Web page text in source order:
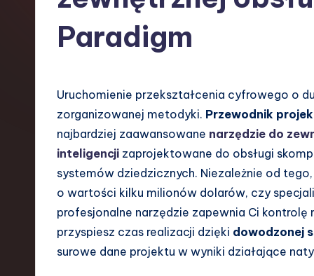
Paradigm
Uruchomienie przekształcenia cyfrowego o
zorganizowanej metodyki. Przewodnik
najbardziej zaawansowane narzędzie do
inteligencji zaprojektowane do obsługi
systemów dziedzicznych. Niezależnie od
o wartości kilku milionów dolarów, czy
profesjonalne narzędzie zapewnia Ci kontrolę
przyspiesz czas realizacji dzięki dowodzonej
surowe dane projektu w wyniki działające